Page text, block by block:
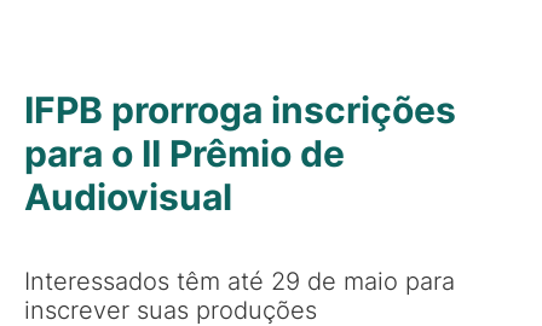
IFPB prorroga inscrições
para o II Prêmio de
Audiovisual
Interessados têm até 29 de maio para
inscrever suas produções